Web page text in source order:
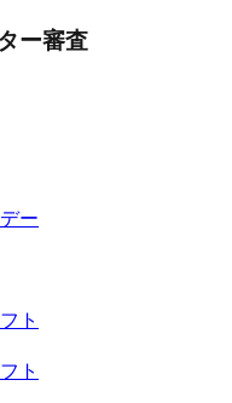
ー審査
ー
ト
ト